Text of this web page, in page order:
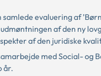
evaluering af
af den ny
af den juridiske
med Social-
år.